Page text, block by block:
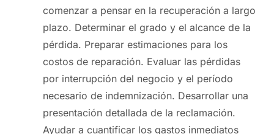
comenzar a pensar en la recuperación a largo
plazo. Determinar el grado y el alcance de la
pérdida. Preparar estimaciones para los
costos de reparación. Evaluar las pérdidas
por interrupción del negocio y el período
necesario de indemnización. Desarrollar una
presentación detallada de la reclamación.
Ayudar a cuantificar los gastos inmediatos